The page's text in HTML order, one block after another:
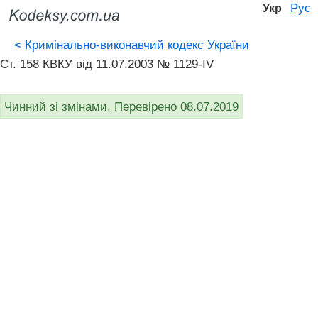
Укр Рус
< Кримінально-виконавчий кодекс України
Ст. 158 КВКУ від 11.07.2003 № 1129-IV
Чинний зі змінами. Перевірено 08.07.2019